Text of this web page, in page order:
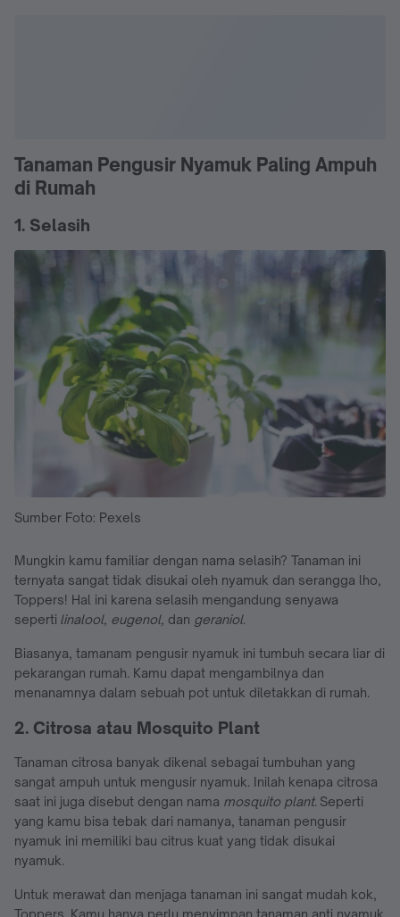
Tanaman Pengusir Nyamuk Paling Ampuh
di Rumah
1. Selasih
Sumber Foto: Pexels
Mungkin kamu familiar dengan nama selasih? Tanaman ini
ternyata sangat tidak disukai oleh nyamuk dan serangga lho,
Toppers! Hal ini karena selasih mengandung senyawa
seperti linalool, eugenol, dan geraniol.
Biasanya, tamanam pengusir nyamuk ini tumbuh secara liar di
pekarangan rumah. Kamu dapat mengambilnya dan
menanamnya dalam sebuah pot untuk diletakkan di rumah.
2. Citrosa atau Mosquito Plant
Tanaman citrosa banyak dikenal sebagai tumbuhan yang
sangat ampuh untuk mengusir nyamuk. Inilah kenapa citrosa
saat ini juga disebut dengan nama mosquito plant. Seperti
yang kamu bisa tebak dari namanya, tanaman pengusir
nyamuk ini memiliki bau citrus kuat yang tidak disukai
nyamuk.
Untuk merawat dan menjaga tanaman ini sangat mudah kok,